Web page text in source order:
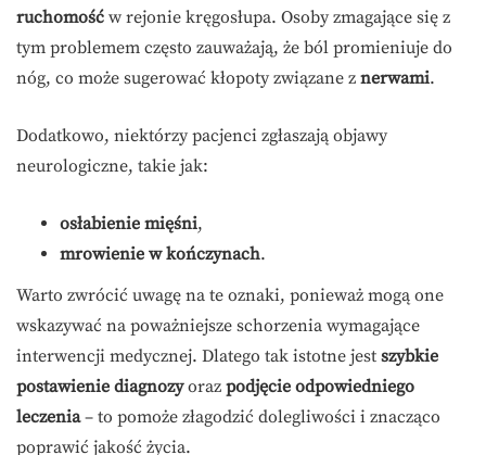
ruchomość w rejonie kręgosłupa. Osoby zmagające się z
tym problemem często zauważają, że ból promieniuje do
nóg, co może sugerować kłopoty związane z nerwami.
Dodatkowo, niektórzy pacjenci zgłaszają objawy
neurologiczne, takie jak:
osłabienie mięśni,
mrowienie w kończynach.
Warto zwrócić uwagę na te oznaki, ponieważ mogą one
wskazywać na poważniejsze schorzenia wymagające
interwencji medycznej. Dlatego tak istotne jest szybkie
postawienie diagnozyoraz podjęcie odpowiedniego
leczenia– to pomoże złagodzić dolegliwości i znacząco
poprawić jakość życia.